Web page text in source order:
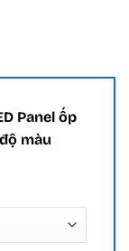
Panel ốp
màu